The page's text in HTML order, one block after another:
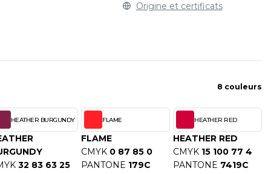
V
WESTFORD MILL
YOKO
Origine et certificats
8 couleurs
HEATHER BURGUNDY
32 83 63 25
FLAME
FLAME
CMYK 0 87 85 0
PANTONE 179C
HEATHER RED
HEATHER RED
CMYK 15 100 77 4
PANTONE 7419C